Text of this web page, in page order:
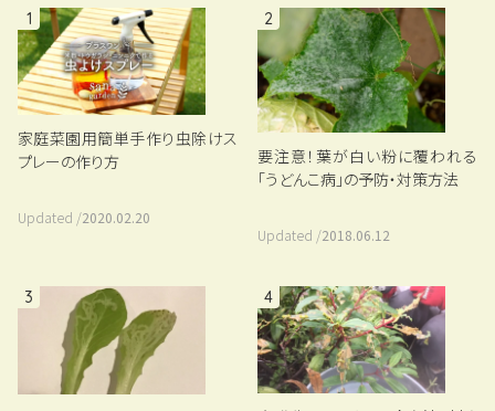
1
家庭菜園用簡単手作り虫除けス
プレーの作り方
Updated /2020.02.20
2
要注意！葉が白い粉に覆われる
「うどんこ病」の予防・対策方法
Updated /2018.06.12
3 4